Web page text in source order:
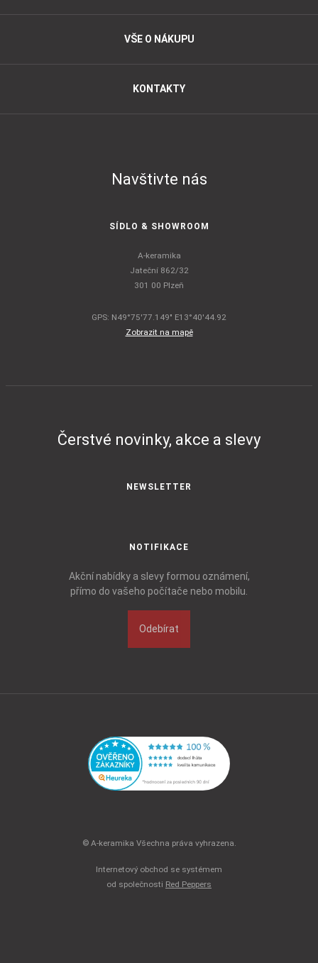
VŠE O NÁKUPU
KONTAKTY
Navštivte nás
SÍDLO & SHOWROOM
A-keramika
Jateční 862/32
301 00 Plzeň
GPS: N49°75'77.149" E13°40'44.92
Zobrazit na mapě
Čerstvé novinky, akce a slevy
NEWSLETTER
NOTIFIKACE
Akční nabídky a slevy formou oznámení,
přímo do vašeho počítače nebo mobilu.
Odebírat
© A-keramika Všechna práva vyhrazena.
Internetový obchod se systémem
od společnosti Red Peppers